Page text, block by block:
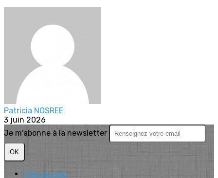
Patricia NOSREE
3 juin 2026
Je m'abonne à la newsletter
OK
Plan du site